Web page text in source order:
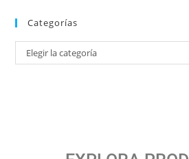
Categorías
Elegir la categoría